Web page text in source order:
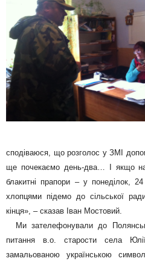
сподіваюся, що розголос у ЗМІ
ще почекаємо день-два… І якщо
блакитні прапори – у понеділок,
хлопцями підемо до сільської
кінця», – сказав Іван Мостовий.
Ми зателефонували до
питання в.о. старости села
замальованою українською